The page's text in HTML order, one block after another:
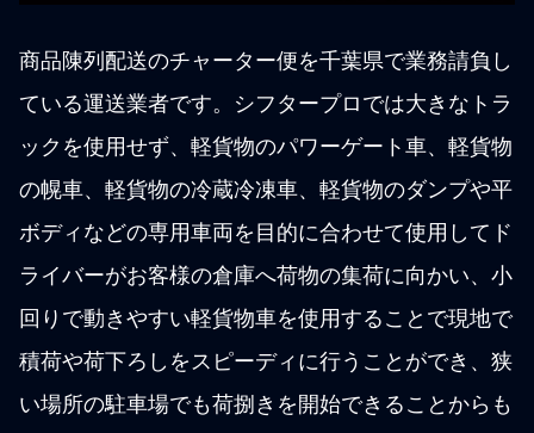
商品陳列配送のチャーター便を千葉県で業務請負し
ている運送業者です。シフタープロでは大きなトラ
ックを使用せず、軽貨物のパワーゲート車、軽貨物
の幌車、軽貨物の冷蔵冷凍車、軽貨物のダンプや平
ボディなどの専用車両を目的に合わせて使用してド
ライバーがお客様の倉庫へ荷物の集荷に向かい、小
回りで動きやすい軽貨物車を使用することで現地で
積荷や荷下ろしをスピーディに行うことができ、狭
い場所の駐車場でも荷捌きを開始できることからも